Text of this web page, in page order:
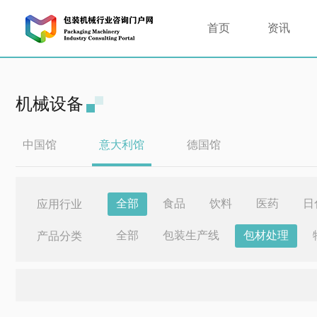
首页 资讯
机械设备
中国馆 意大利馆 德国馆
应用行业 全部 食品 饮料 医药
产品分类 全部 包装生产线 包材处理